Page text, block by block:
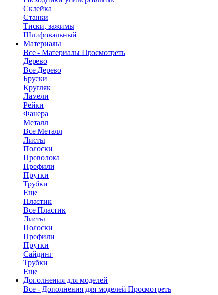
Склейка
Станки
Тиски, зажимы
Шлифовальный
Материалы
Все - Материалы Просмотреть
Дерево
Все Дерево
Бруски
Кругляк
Ламели
Рейки
Фанера
Металл
Все Металл
Листы
Полоски
Проволока
Профили
Прутки
Трубки
Еще
Пластик
Все Пластик
Листы
Полоски
Профили
Прутки
Сайдинг
Трубки
Еще
Дополнения для моделей
Все - Дополнения для моделей Просмотреть